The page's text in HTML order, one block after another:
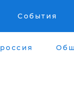
События
россия